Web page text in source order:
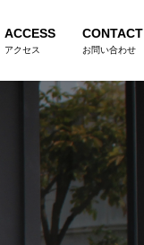
ACCESS
アクセス
CONTACT
お問い合わせ